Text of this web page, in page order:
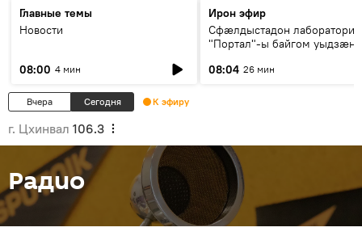
Главные темы
Новости
08:00 4 мин
Ирон эфир
Сфæлдыстадон лаборатори
"Портал"-ы байгом уыдзæн
Æхсары куыстыты равдыст
08:04 26 мин
Вчера Сегодня К эфиру
г. Цхинвал 106.3
Радио